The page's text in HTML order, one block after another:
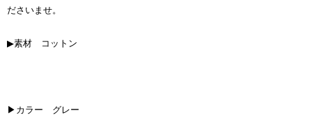
ださいませ。
▶素材 コットン
▶カラー グレー